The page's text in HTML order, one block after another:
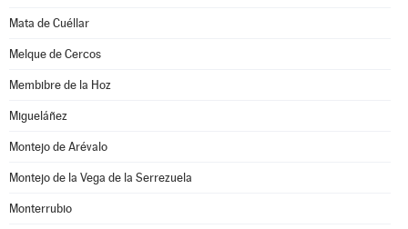
Mata de Cuéllar
Melque de Cercos
Membibre de la Hoz
Migueláñez
Montejo de Arévalo
Montejo de la Vega de la Serrezuela
Monterrubio